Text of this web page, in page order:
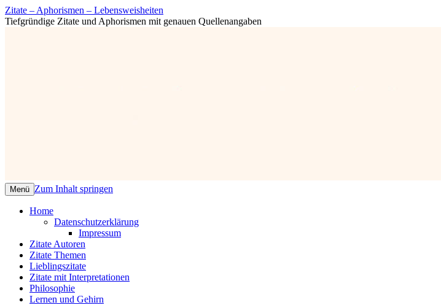
Zitate – Aphorismen – Lebensweisheiten
Tiefgründige Zitate und Aphorismen mit genauen Quellenangaben
Menü Zum Inhalt springen
Home
Datenschutzerklärung
Impressum
Zitate Autoren
Zitate Themen
Lieblingszitate
Zitate mit Interpretationen
Philosophie
Lernen und Gehirn